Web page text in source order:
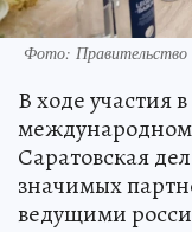
Фото: Правительство
В ходе участия
международном
Саратовская
значимых
ведущими